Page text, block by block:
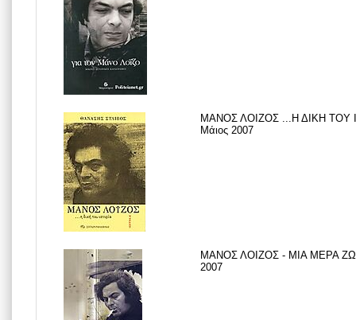
ΜΑΝΟΣ ΛΟΙΖΟΣ ...Η ΔΙΚΗ ΤΟΥ
Μάιος 2007
ΜΑΝΟΣ ΛΟΙΖΟΣ - ΜΙΑ ΜΕΡΑ
2007